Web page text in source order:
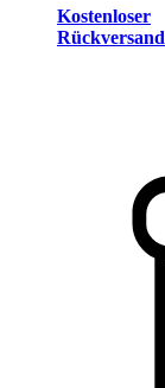
Kostenloser
Rückversand